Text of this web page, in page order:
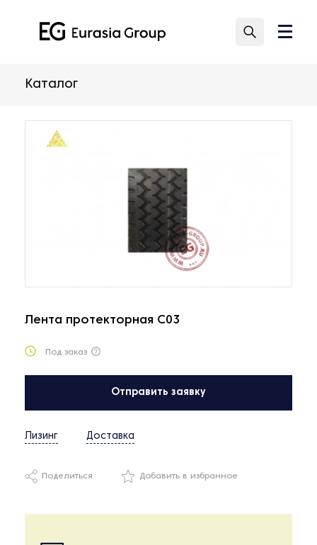
Каталог
Лента протекторная C03
Под заказ
Отправить заявку
Лизинг Доставка
Поделиться Добавить в избранное